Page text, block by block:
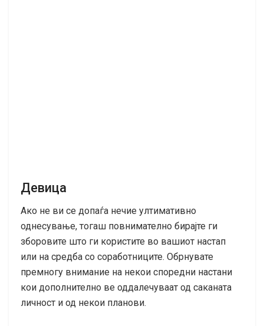
Девица
Ако не ви се допаѓа нечие ултимативно
однесување, тогаш повнимателно бирајте ги
зборовите што ги користите во вашиот настап
или на средба со соработниците. Обрнувате
премногу внимание на некои споредни настани
кои дополнително ве оддалечуваат од саканата
личност и од некои планови.